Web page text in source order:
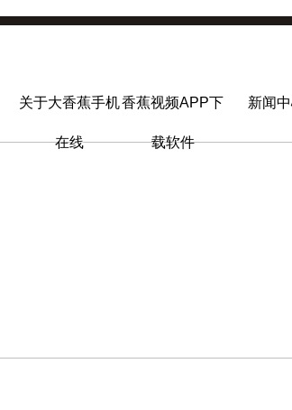
关于大香蕉手机
在线
香蕉视频APP下
载软件
新闻